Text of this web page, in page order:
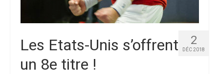
2
DÉC 2018
Les Etats-Unis s’offrent
un 8e titre !